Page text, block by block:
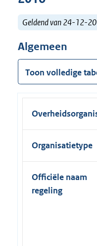
Geldend van 24-12-
Algemeen
Toon volledige
Organisatietype
Officiële naam
regeling